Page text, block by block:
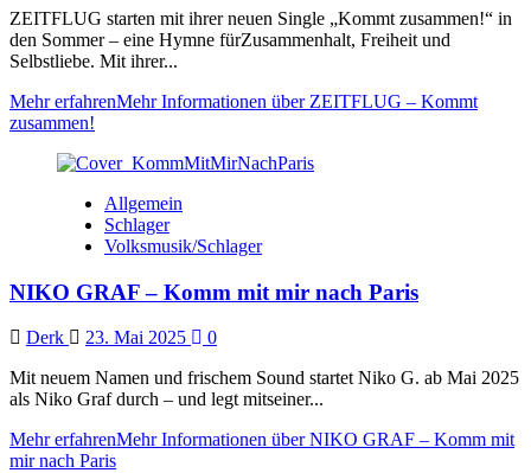
ZEITFLUG starten mit ihrer neuen Single „Kommt zusammen!“ in
den Sommer – eine Hymne fürZusammenhalt, Freiheit und
Selbstliebe. Mit ihrer...
Mehr erfahrenMehr Informationen über ZEITFLUG – Kommt
zusammen!
Allgemein
Schlager
Volksmusik/Schlager
NIKO GRAF – Komm mit mir nach Paris
Derk 23. Mai 2025
0
Mit neuem Namen und frischem Sound startet Niko G. ab Mai 2025
als Niko Graf durch – und legt mitseiner...
Mehr erfahrenMehr Informationen über NIKO GRAF – Komm mit
mir nach Paris